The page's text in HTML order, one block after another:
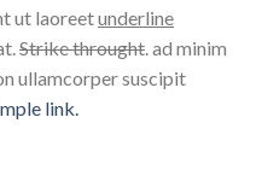
ut laoreetunderline
Strike throught. ad minim
ullamcorper suscipit
link.